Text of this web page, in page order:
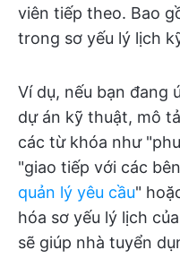
viên tiếp theo. Bao
trong sơ yếu lý lịch
Ví dụ, nếu bạn đang
dự án kỹ thuật, mô
các từ khóa như
"giao tiếp với các
quản lý yêu cầu"
hóa sơ yếu lý lịch
sẽ giúp nhà tuyển